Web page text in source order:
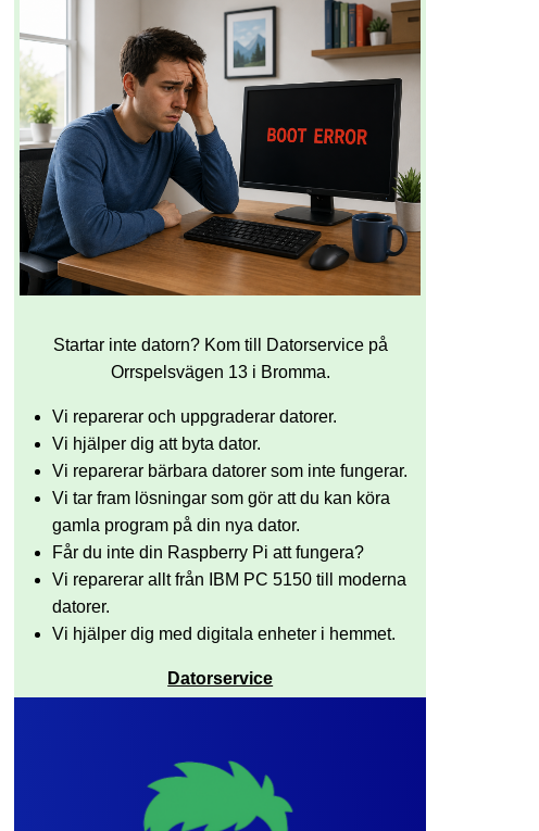
Startar inte datorn? Kom till Datorservice på
Orrspelsvägen 13 i Bromma.
Vi reparerar och uppgraderar datorer.
Vi hjälper dig att byta dator.
Vi reparerar bärbara datorer som inte fungerar.
Vi tar fram lösningar som gör att du kan köra
gamla program på din nya dator.
Får du inte din Raspberry Pi att fungera?
Vi reparerar allt från IBM PC 5150 till moderna
datorer.
Vi hjälper dig med digitala enheter i hemmet.
Datorservice